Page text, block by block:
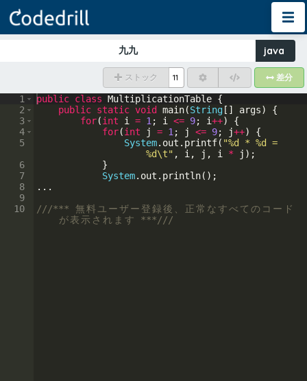
九九 java
ストック 11 差分
1
2
3
4
5
6
7
8
9
10
public class MultiplicationTable {
public static void main(String [] args) {
for(int i = 1; i <= 9; i++) {
for(int j = 1; j <= 9; j++) {
System. out . printf( "%d * %d =
%d\t" , i, j , i * j );
            }
System. out . println();
...
///*** 無料ユ ーザー登録後 、 正常 なすべて の コ ー ド
が表示 さ れ ま す ***///